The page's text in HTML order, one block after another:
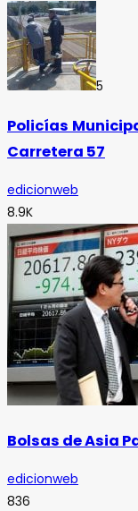
5
Policías
Carretera 57
edicionweb
8.9K
Bolsas de Asia
edicionweb
836